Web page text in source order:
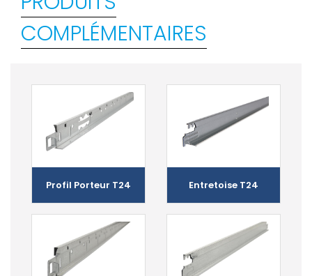
COMPLÉMENTAIRES
Profil Porteur T24 Entretoise T24